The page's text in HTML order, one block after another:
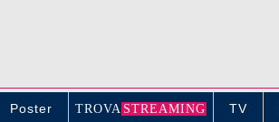
Poster TROVA STREAMING TV